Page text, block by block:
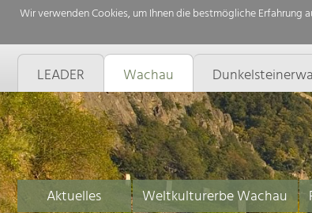
Wir verwenden Cookies, um Ihnen die bestmögliche Erfahrung
LEADER Wachau
Aktuelles Weltkulturerbe Wachau